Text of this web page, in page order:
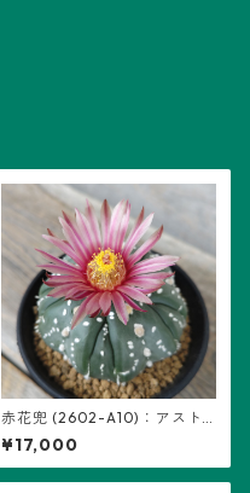
赤花兜 (2602-A10)：アスト
ロフィツム属 ※実生、五稜+複
稜あり
¥17,000